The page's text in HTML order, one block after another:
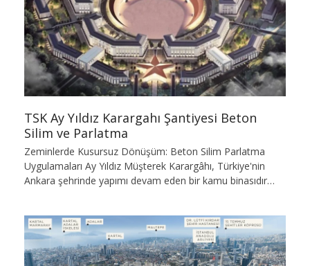
TSK Ay Yıldız Karargahı Şantiyesi Beton
Silim ve Parlatma
Zeminlerde Kusursuz Dönüşüm: Beton Silim Parlatma
Uygulamaları Ay Yıldız Müşterek Karargâhı, Türkiye'nin
Ankara şehrinde yapımı devam eden bir kamu binasıdır…